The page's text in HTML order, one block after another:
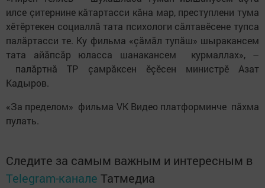
илсе çитернине кăтартасси кăна мар, преступлени тума
хӗтӗртекен социаллă тата психологи сăлтавӗсене тупса
палăртасси те. Ку фильма «çăмăл тупăш» шыракансем
тата айăпсăр юласса шанакансем курмаллах», –
палăртнă ТР çамрăксен ӗçӗсен министрӗ Азат
Кадыров.
«За пределом» фильма VK Видео платформинче пăхма
пулать.
Следите за самым важным и интересным в
Telegram-канале Татмедиа